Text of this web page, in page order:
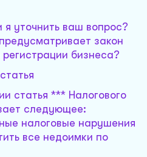
уточнить ваш вопрос?
закон
регистрации бизнеса?
статья *** Налогового
следующее:
налоговые нарушения
все недоимки по